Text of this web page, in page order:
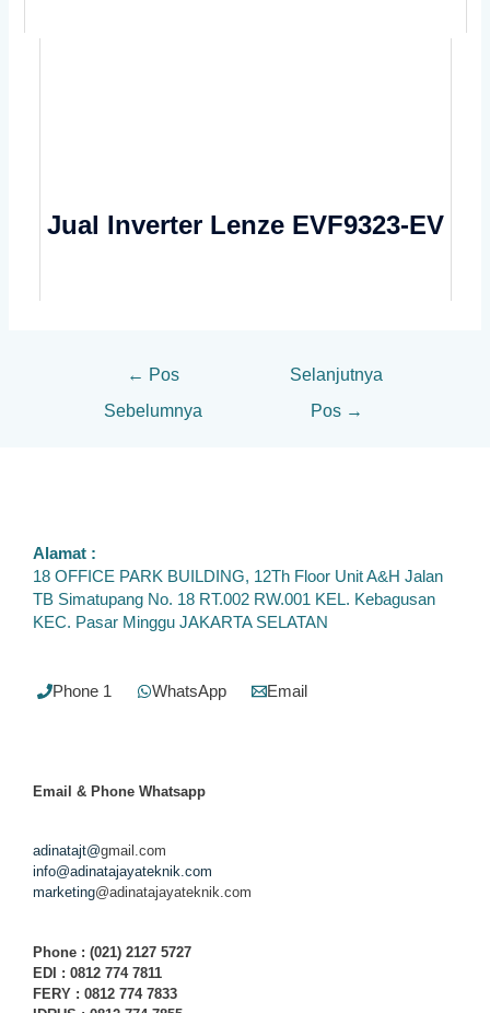
Jual Inverter Lenze EVF9323-EV
← Pos
Sebelumnya
Selanjutnya
Pos →
Alamat :
18 OFFICE PARK BUILDING, 12Th Floor Unit A&H Jalan
TB Simatupang No. 18 RT.002 RW.001 KEL. Kebagusan
KEC. Pasar Minggu JAKARTA SELATAN
Phone 1 WhatsApp Email
Email & Phone Whatsapp
adinatajt@gmail.com
info@adinatajayateknik.com
marketing@adinatajayateknik.com
Phone : (021) 2127 5727
EDI : 0812 774 7811
FERY : 0812 774 7833